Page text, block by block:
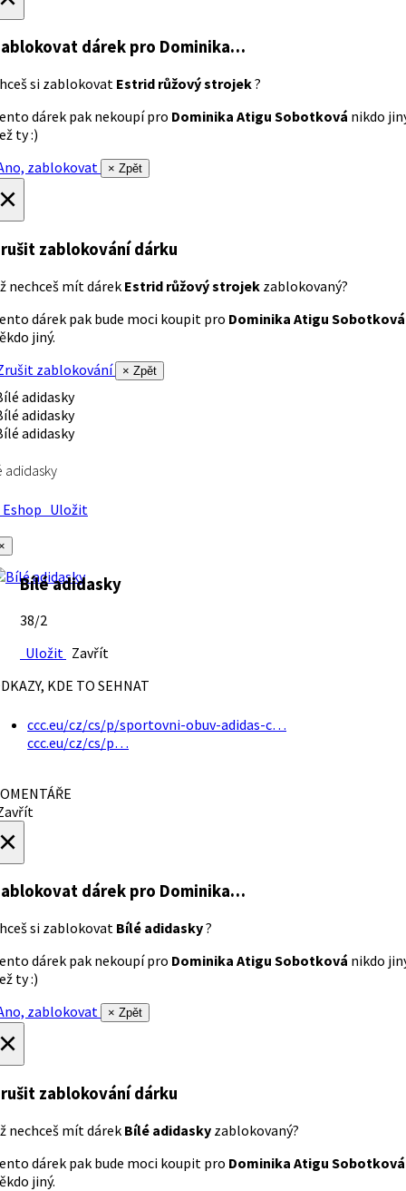
dárek pro Dominika…
si zablokovat Estrid růžový strojek?
dárek pak nekoupí pro Dominika Atigu Sobotková nikdo
ty :)
zablokovat
× Zpět
zablokování dárku
nechceš mít dárek Estrid růžový strojek zablokovaný?
dárek pak bude moci koupit pro Dominika Atigu Sobotková
jiný.
zablokování
× Zpět
adidasky
Uložit
Bílé adidasky
38/2
Uložit Zavřít
KDE TO SEHNAT
ccc.eu/cz/cs/p/sportovni-obuv-adidas-c…
ccc.eu/cz/cs/p…
dárek pro Dominika…
si zablokovat Bílé adidasky?
dárek pak nekoupí pro Dominika Atigu Sobotková nikdo
ty :)
zablokovat
× Zpět
zablokování dárku
nechceš mít dárek Bílé adidasky zablokovaný?
dárek pak bude moci koupit pro Dominika Atigu Sobotková
jiný.